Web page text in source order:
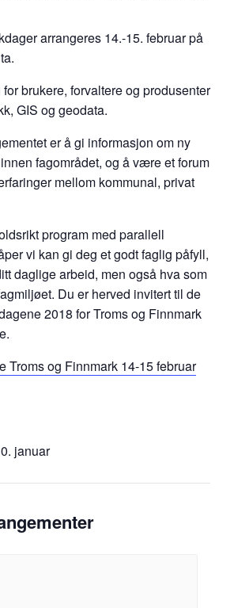
arrangeres 14.-15. februar på
brukere, forvaltere og produsenter
GIS og geodata.
er å gi informasjon om ny
fagområdet, og å være et forum
mellom kommunal, privat
program med parallell
vi kan gi deg et godt faglig påfyll,
daglige arbeid, men også hva som
Du er herved invitert til de
2018 for Troms og Finnmark
Troms og Finnmark 14-15 februar
januar